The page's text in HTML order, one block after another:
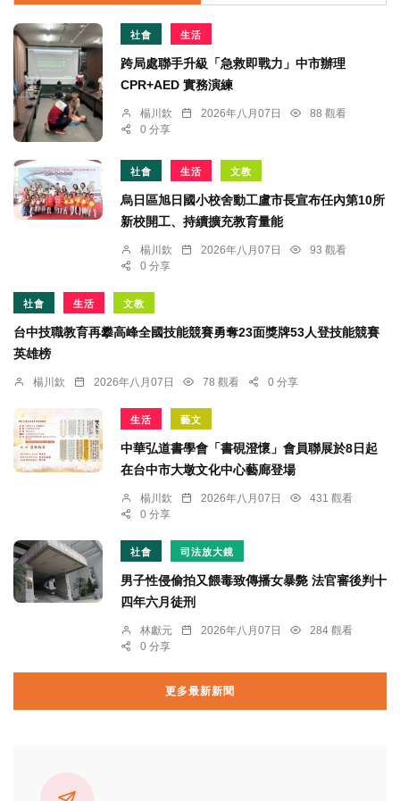
社會 生活
跨局處聯手升級「急救即戰力」中市辦理
CPR+AED 實務演練
楊川欽 2026年八月07日
88 觀看
0 分享
社會 生活 文教
烏日區旭日國小校舍動工盧市長宣布任內第10所
新校開工、持續擴充教育量能
楊川欽 2026年八月07日
93 觀看
0 分享
社會 生活 文教
台中技職教育再攀高峰全國技能競賽勇奪23面獎牌53人登技能競賽
英雄榜
楊川欽 2026年八月07日 78 觀看 0 分享
生活 藝文
中華弘道書學會「書硯澄懷」會員聯展於8日起
在台中市大墩文化中心藝廊登場
楊川欽 2026年八月07日
431 觀看
0 分享
社會 司法放大鏡
男子性侵偷拍又餵毒致傳播女暴斃 法官審後判十
四年六月徒刑
林獻元 2026年八月07日
284 觀看
0 分享
更多最新新聞